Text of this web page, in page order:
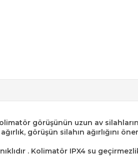
görüşünün uzun av
görüşün silahın ağırlığını
. Kolimatör IPX4 su